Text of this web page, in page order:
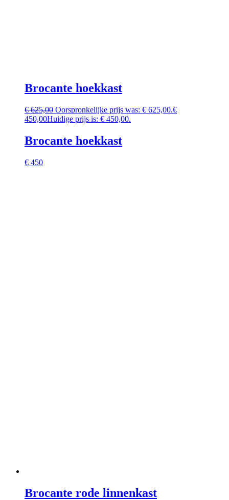
Brocante hoekkast
€625,00 Oorspronkelijke prijs was: € 625,00.€
450,00Huidige prijs is: € 450,00.
Brocante hoekkast
€ 450
Brocante rode linnenkast